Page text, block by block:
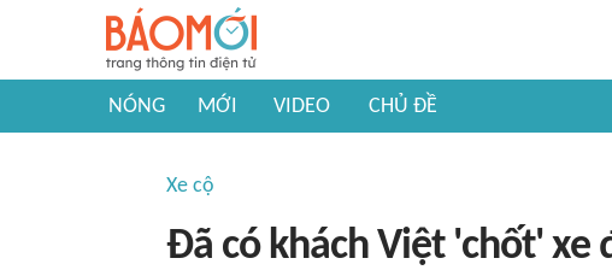
NÓNG MỚI VIDEO CHỦ ĐỀ
Xe cộ
Đã có khách Việt 'chốt' xe